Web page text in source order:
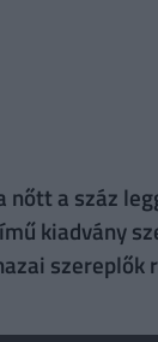
a száz
kiadvány
szereplők